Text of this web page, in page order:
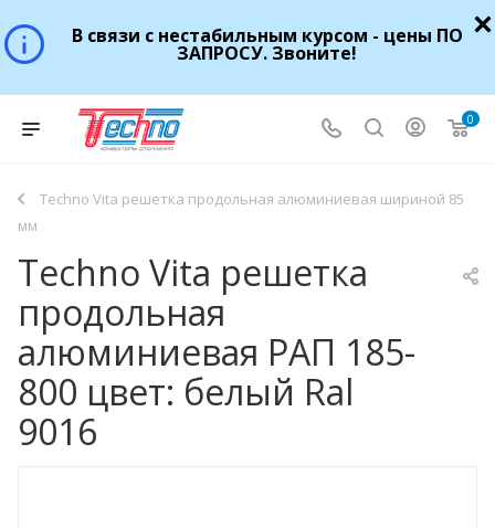
В связи с нестабильным курсом - цены ПО
ЗАПРОСУ. Звоните!
0
Techno Vita решетка продольная алюминиевая шириной 85
мм
Techno Vita решетка
продольная
алюминиевая РАП 185-
800 цвет: белый Ral
9016